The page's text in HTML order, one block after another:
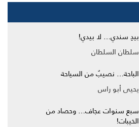
بيدِ سندي… لا بيدي!
سلطان السلطان
الباحة… نصيبٌ من السياحة
يحيى أبو راس
سبع سنوات عجاف… وحصاد من
الخيبات!